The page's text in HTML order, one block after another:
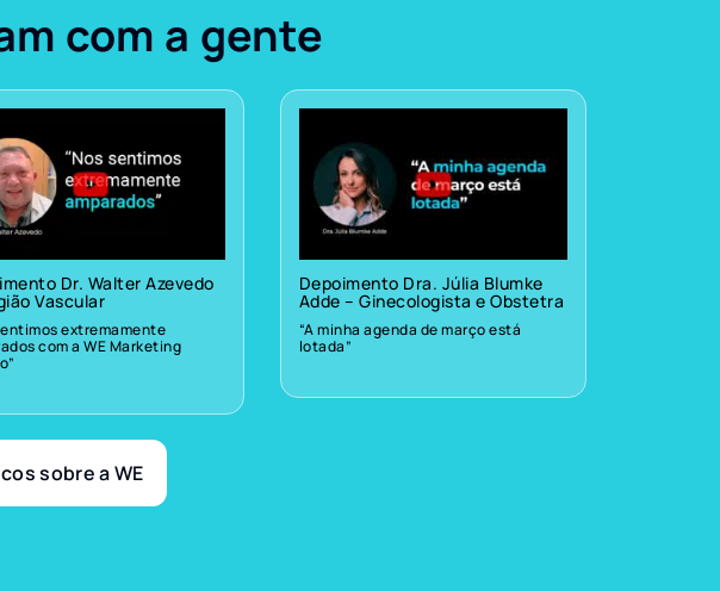
com a gente
Dr. Walter Azevedo
Vascular
extremamente
com a WE Marketing
Depoimento Dra. Júlia Blumke
Adde – Ginecologista e Obstetra
“A minha agenda de março está
lotada”
sobre a WE